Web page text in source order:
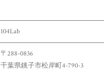
104Lab
〒288-0836
千葉県銚子市松岸町4-790-3